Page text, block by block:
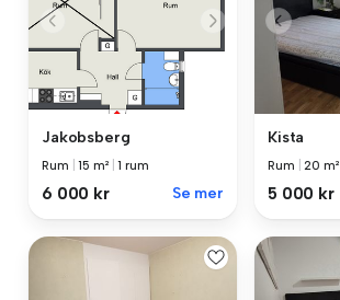
Jakobsberg
Rum |15 m² |1 rum
6 000 kr Se mer
Kista
Rum |20 m²
5 000 kr